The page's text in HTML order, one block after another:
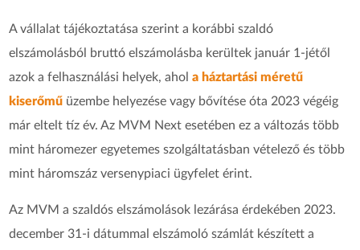
A vállalat tájékoztatása szerint a korábbi szaldó
elszámolásból bruttó elszámolásba kerültek január 1-jétől
azok a felhasználási helyek, ahola háztartási méretű
kiserőmű üzembe helyezése vagy bővítése óta 2023 végéig
már eltelt tíz év. Az MVM Next esetében ez a változás több
mint háromezer egyetemes szolgáltatásban vételező és több
mint háromszáz versenypiaci ügyfelet érint.
Az MVM a szaldós elszámolások lezárása érdekében 2023.
december 31-i dátummal elszámoló számlát készített a